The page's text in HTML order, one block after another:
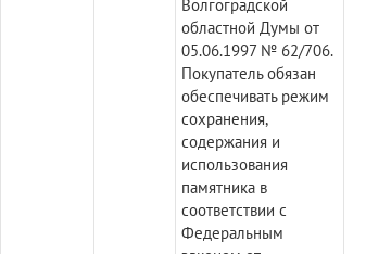
Волгоградской
областной Думы от
05.06.1997 № 62/706.
Покупатель обязан
обеспечивать режим
сохранения,
содержания и
использования
памятника в
соответствии с
Федеральным